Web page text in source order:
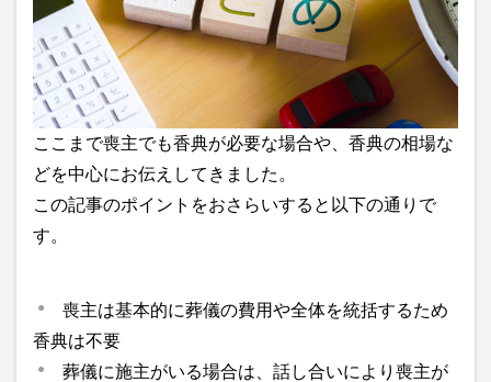
ここまで喪主でも香典が必要な場合や、香典の相場な
どを中心にお伝えしてきました。
この記事のポイントをおさらいすると以下の通りで
す。
喪主は基本的に葬儀の費用や全体を統括するため
香典は不要
葬儀に施主がいる場合は、話し合いにより喪主が